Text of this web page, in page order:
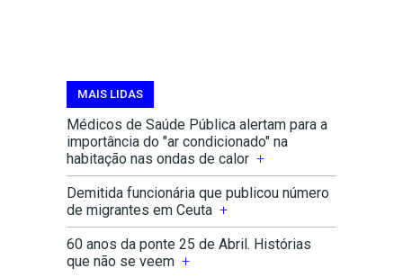
mais
lidas
da
área
RTP
Notícias
MAIS LIDAS
Médicos de Saúde Pública alertam para a
importância do "ar condicionado" na
habitação nas ondas de calor
Demitida funcionária que publicou número
de migrantes em Ceuta
60 anos da ponte 25 de Abril. Histórias
que não se veem